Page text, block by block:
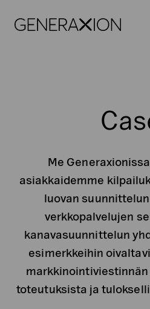
Me
asiakkaidemme
luovan
verkkopalvelujen
kanavasuunnittelun
esimerkkeihin
toteutuksista ja